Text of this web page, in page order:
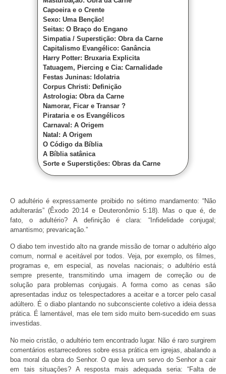
Capoeira e o Crente
Sexo: Uma Benção!
Seitas: O Braço do Engano
Simpatia / Superstição: Obra da Carne
Capitalismo Evangélico: Ganância
Harry Potter: Bruxaria Explicita
Tatuagem, Piercing e Cia: Carnalidade
Festas Juninas: Idolatria
Corpus Christi: Definição
Astrologia: Obra da Carne
Namorar, Ficar e Transar ?
Pirataria e os Evangélicos
Carnaval: A Origem
Natal: A Origem
O Código da Bíblia
A Bíblia satânica
Sorte e Superstições: Obras da Carne
O adultério é expressamente proibido no sétimo mandamento: “Não
adulterarás” (Êxodo 20:14 e Deuteronômio 5:18). Mas o que é, de
fato, o adultério? A definição é clara: “Infidelidade conjugal;
amantismo; prevaricação.”
O diabo tem investido alto na grande missão de tornar o adultério algo
comum, normal e aceitável por todos. Veja, por exemplo, os filmes,
programas e, em especial, as novelas nacionais; o adultério está
sempre presente, transmitindo uma imagem de correção ou de
solução para problemas conjugais. A forma como as cenas são
apresentadas induz os telespectadores a aceitar e a torcer pelo casal
adúltero. É o diabo plantando no subconsciente coletivo a ideia dessa
prática. É lamentável, mas ele tem sido muito bem-sucedido em suas
investidas.
No meio cristão, o adultério tem encontrado lugar. Não é raro surgirem
comentários estarrecedores sobre essa prática em igrejas, abalando a
boa moral da obra do Senhor. O que leva um servo do Senhor a cair
em tais situações? A resposta mais adequada seria: “Falta de